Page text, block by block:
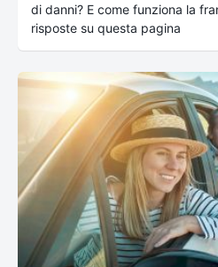
di danni? E come funziona la
risposte su questa pagina